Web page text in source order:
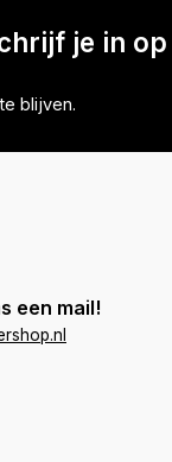
je in op
blijven.
een mail!